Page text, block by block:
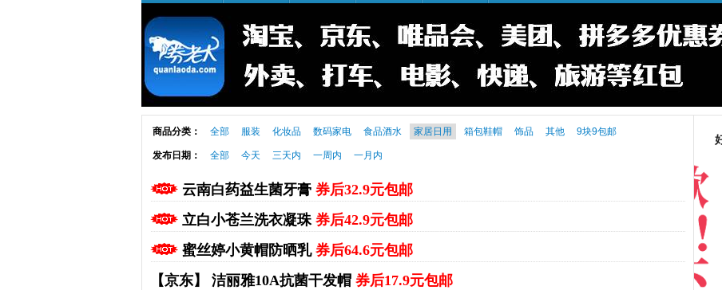
商品分类： 全部 服装 化妆品 数码家电 食品酒水 家居日用 箱包鞋帽 饰品 其他 9块9包邮
发布日期： 全部 今天 三天内 一周内 一月内
云南白药益生菌牙膏 券后32.9元包邮
立白小苍兰洗衣凝珠 券后42.9元包邮
蜜丝婷小黄帽防晒乳 券后64.6元包邮
【京东】 洁丽雅10A抗菌干发帽 券后17.9元包邮